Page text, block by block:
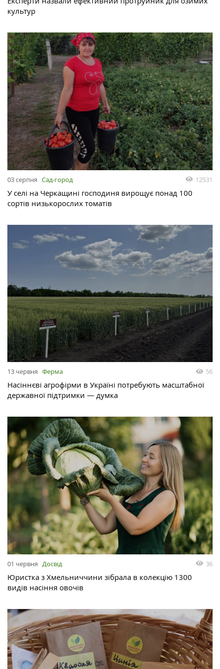
культур
03 серпня Сад-город 12531
У селі на Черкащині господиня вирощує понад 100
сортів низькорослих томатів
13 червня Ферма 56
Насіннєві агрофірми в Україні потребують масштабної
державної підтримки — думка
01 червня Досвід 36
Юристка з Хмельниччини зібрала в колекцію 1300
видів насіння овочів